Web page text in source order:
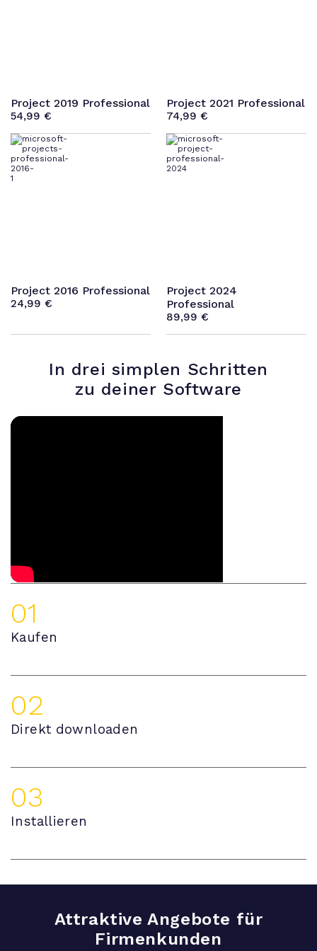
Project 2019 Professional
54,99 €
Project 2021 Professional
74,99€
Project 2016 Professional
24,99 €
Project 2024
Professional
89,99€
In drei simplen Schritten
zu deiner Software
01
Kaufen
02
Direkt downloaden
03
Installieren
Attraktive Angebote für
Firmenkunden